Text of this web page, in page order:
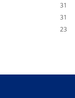
31
31
23